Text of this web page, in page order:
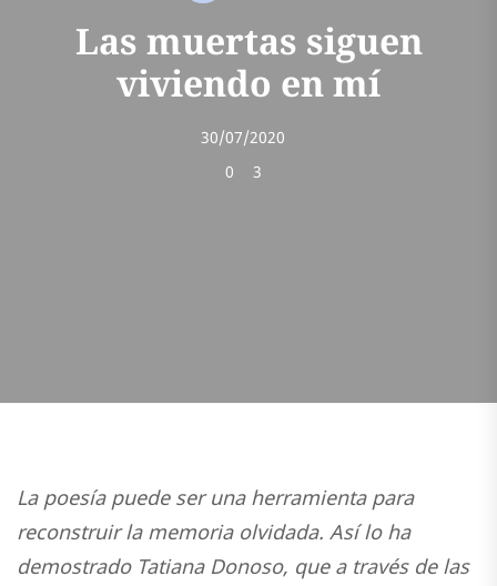
Las muertas siguen
viviendo en mí
30/07/2020
0
3
La poesía puede ser una herramienta para
reconstruir la memoria olvidada. Así lo ha
demostrado Tatiana Donoso, que a través de las